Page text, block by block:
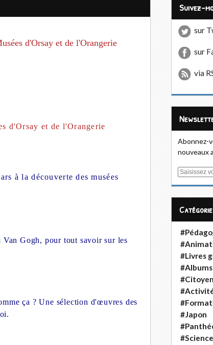
d'Orsay et de l'Orangerie
d'Orsay et de l'Orangerie
à la découverte des musées
Van Gogh, pour tout savoir sur les
ça ? Une sélection d'œuvres des
Suivez-
sur
sur
via
Abonnez-
nouveaux
E
#Livres
#Albums
#Japon